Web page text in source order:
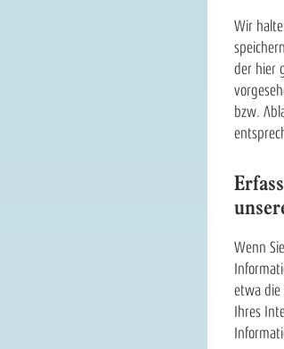
Wir
der hier
bzw.
Wenn
etwa die
Ihres